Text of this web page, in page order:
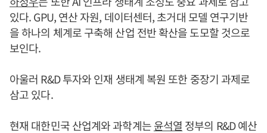
있다. GPU, 연산 자원, 데이터센터, 초거대 모델 연구기반
을 하나의 체계로 구축해 산업 전반 확산을 도모할 것으로
보인다.
아울러 R&D 투자와 인재 생태계 복원 또한 중장기 과제로
삼고 있다.
현재 대한민국 산업계와 과학계는윤석열 정부의 R&D 예산